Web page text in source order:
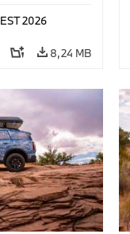
2026
8,24 MB